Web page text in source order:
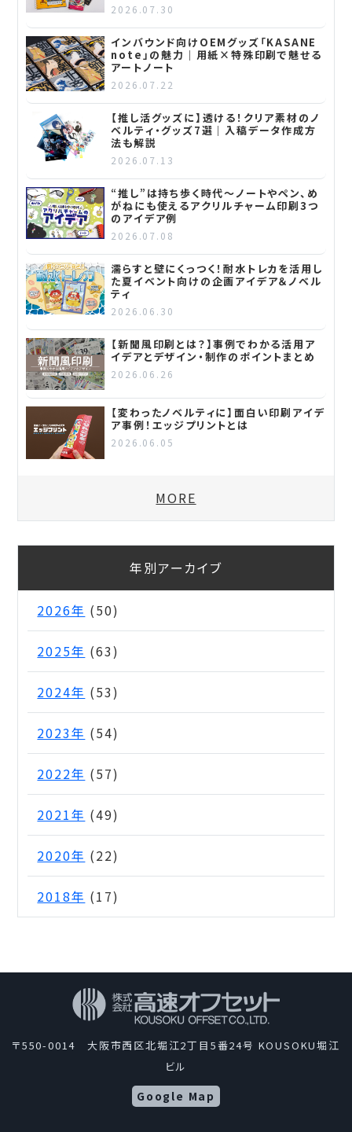
2026.07.30
インバウンド向けOEMグッズ「KASANE
note」の魅力｜用紙×特殊印刷で魅せる
アートノート
2026.07.22
【推し活グッズに】透ける！クリア素材のノ
ベルティ・グッズ7選｜入稿データ作成方
法も解説
2026.07.13
“推し”は持ち歩く時代～ノートやペン、め
がねにも使えるアクリルチャーム印刷3つ
のアイデア例
2026.07.08
濡らすと壁にくっつく！耐水トレカを活用し
た夏イベント向けの企画アイデア＆ノベル
ティ
2026.06.30
【新聞風印刷とは？】事例でわかる活用ア
イデアとデザイン・制作のポイントまとめ
2026.06.26
【変わったノベルティに】面白い印刷アイデ
ア事例！エッジプリントとは
2026.06.05
MORE
年別アーカイブ
2026年 (50)
2025年 (63)
2024年 (53)
2023年 (54)
2022年 (57)
2021年 (49)
2020年 (22)
2018年 (17)
〒550-0014 大阪市西区北堀江2丁目5番24号 KOUSOKU堀江
ビル
Google Map